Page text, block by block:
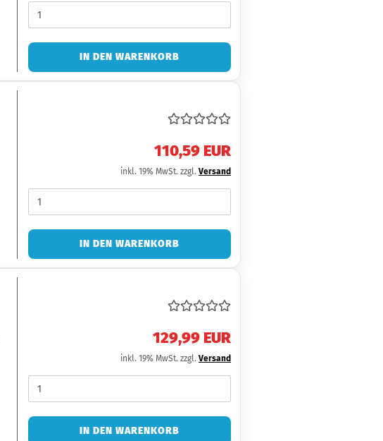
IN DEN WARENKORB
110,59 EUR
inkl. 19% MwSt. zzgl. Versand
IN DEN WARENKORB
129,99 EUR
inkl. 19% MwSt. zzgl. Versand
IN DEN WARENKORB